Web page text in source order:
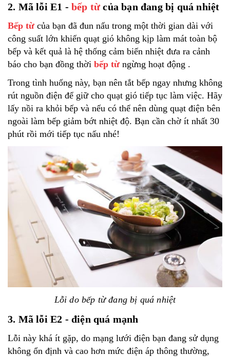
2. Mã lỗi E1 - bếp từcủa bạn đang bị quá nhiệt
Bếp từ của bạn đã đun nấu trong một thời gian dài với
công suất lớn khiến quạt gió không kịp làm mát toàn bộ
bếp và kết quả là hệ thống cảm biến nhiệt đưa ra cảnh
báo cho bạn đồng thời bếp từ ngừng hoạt động .
Trong tình huống này, bạn nên tắt bếp ngay nhưng không
rút nguồn điện để giữ cho quạt gió tiếp tục làm việc. Hãy
lấy nồi ra khỏi bếp và nếu có thể nên dùng quạt điện bên
ngoài làm bếp giảm bớt nhiệt độ. Bạn cần chờ ít nhất 30
phút rồi mới tiếp tục nấu nhé!
Lỗi do bếp từ đang bị quá nhiệt
3. Mã lỗi E2 - điện quá mạnh
Lỗi này khá ít gặp, do mạng lưới điện bạn đang sử dụng
không ổn định và cao hơn mức điện áp thông thường,